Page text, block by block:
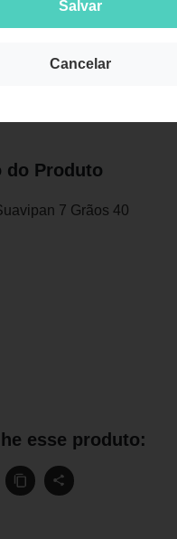
Salvar
Cancelar
do Produto
7 Grãos 40
esse produto: